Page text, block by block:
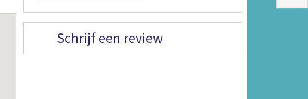
Schrijf een review